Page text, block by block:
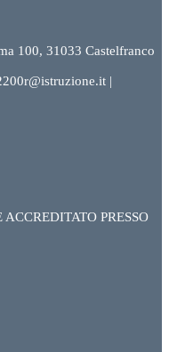
100, 31033 Castelfranco
|
PRESSO